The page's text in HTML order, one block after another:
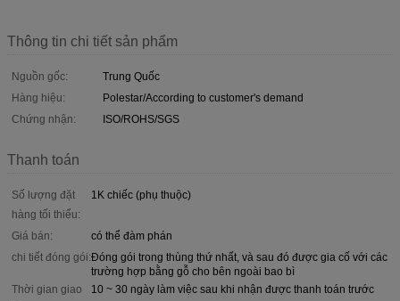
Thông tin chi tiết sản phẩm
Nguồn gốc:
Trung Quốc
Hàng hiệu:
Polestar/According to customer's demand
Chứng nhận:
ISO/ROHS/SGS
Thanh toán
Số lượng đặt
hàng tối thiểu:
1K chiếc (phụ thuộc)
Giá bán:
có thể đàm phán
chi tiết đóng gói:Đóng gói trong thùng thứ nhất, và sau đó được gia cố với các
trường hợp bằng gỗ cho bên ngoài bao bì
Thời gian giao
10 ~ 30 ngày làm việc sau khi nhận được thanh toán trước